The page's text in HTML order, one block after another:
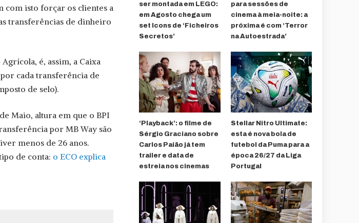
com isto forçar os clientes a
transferências de dinheiro
é, assim, a Caixa
por cada transferência de
de selo).
Maio, altura em que o BPI
por MB Way são
menos de 26 anos.
de conta: o ECO explica
ser montada em LEGO:
em Agosto chega um
set Icons de ‘Ficheiros
Secretos’
para sessões de
cinema à meia-noite: a
próxima é com ‘Terror
na Autoestrada’
‘Playback’: o filme de
Sérgio Graciano sobre
Carlos Paião já tem
trailer e data de
estreia nos cinemas
Stellar Nitro Ultimate:
esta é nova bola de
futebol da Puma para a
época 26/27 da Liga
Portugal